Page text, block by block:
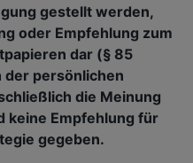
gestellt werden,
oder Empfehlung zum
dar (§ 85
der persönlichen
die Meinung
keine Empfehlung für
gegeben.